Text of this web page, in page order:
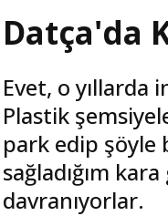
Datça'da
Evet, o yıllarda
Plastik
park edip şöyle
sağladığım
davranıyorlar.